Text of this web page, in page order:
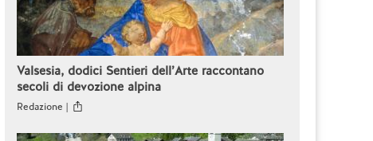
Valsesia, dodici Sentieri dell’Arte raccontano
secoli di devozione alpina
Redazione |